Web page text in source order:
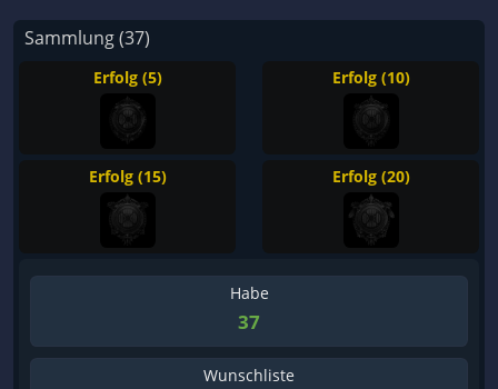
Sammlung (37)
Erfolg (5) Erfolg (10)
Erfolg (15) Erfolg (20)
Habe
37
Wunschliste